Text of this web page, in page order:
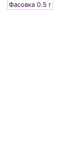
Фасовка 0.5 г